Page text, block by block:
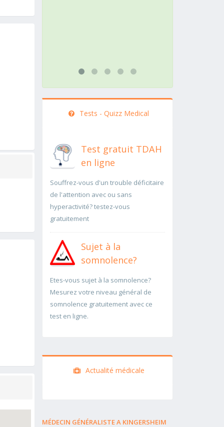
Tests - Quizz Medical
Test gratuit TDAH
en ligne
Souffrez-vous d'un trouble déficitaire
de l'attention avec ou sans
hyperactivité? testez-vous
gratuitement
Sujet à la
somnolence?
Etes-vous sujet à la somnolence?
Mesurez votre niveau général de
somnolence gratuitement avec ce
test en ligne.
Actualité médicale
MÉDECIN GÉNÉRALISTE A KINGERSHEIM